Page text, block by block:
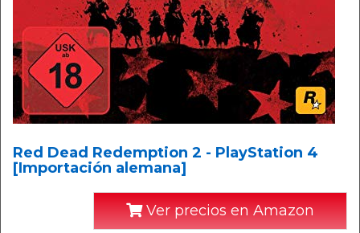
Red Dead Redemption 2 - PlayStation 4
[Importación alemana]
Ver precios en Amazon